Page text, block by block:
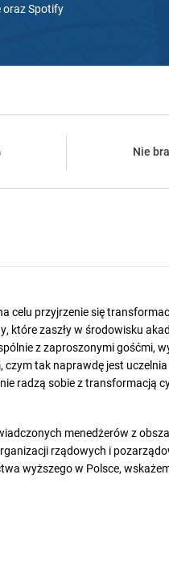
oraz Spotify
Nie
celu przyjrzenie się
, które zaszływ środowisku
zzaproszonymi gośćmi,
, czym tak naprawdę jest
radzą sobie z transformacją
menedżerów z
rządowych i
wyższego w Polsce,